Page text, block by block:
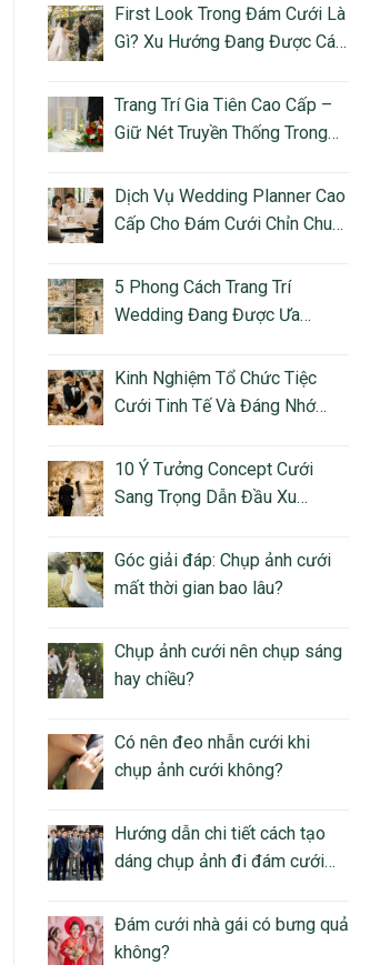
First Look Trong Đám Cưới Là
Gì? Xu Hướng Đang Được Các
Trang Trí Gia Tiên Cao Cấp –
Giữ Nét Truyền Thống Trong
Dịch Vụ Wedding Planner Cao
Cấp Cho Đám Cưới Chỉn Chu
5 Phong Cách Trang Trí
Wedding Đang Được Ưa
Kinh Nghiệm Tổ Chức Tiệc
Cưới Tinh Tế Và Đáng Nhớ
10 Ý Tưởng Concept Cưới
Sang Trọng Dẫn Đầu Xu
Góc giải đáp: Chụp ảnh cưới
mất thời gian bao lâu?
Chụp ảnh cưới nên chụp sáng
hay chiều?
Có nên đeo nhẫn cưới khi
chụp ảnh cưới không?
Hướng dẫn chi tiết cách tạo
dáng chụp ảnh đi đám cưới
Đám cưới nhà gái có bưng quả
không?